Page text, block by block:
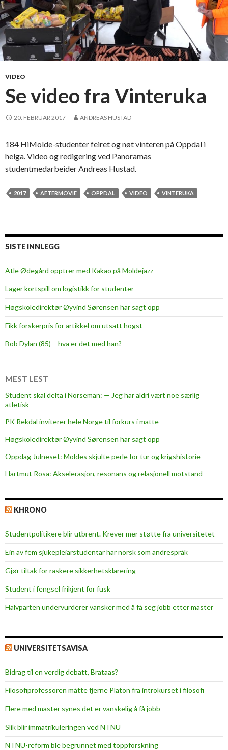
VIDEO
Se video fra Vinteruka
20. FEBRUAR 2017 ANDREAS HUSTAD
184 HiMolde-studenter feiret og nøt vinteren på Oppdal i
helga. Video og redigering ved Panoramas
studentmedarbeider Andreas Hustad.
2017 AFTERMOVIE OPPDAL VIDEO VINTERUKA
SISTE INNLEGG
Atle Ødegård opptrer med Kakao på Moldejazz
Lager kortspill om logistikk for studenter
Høgskoledirektør Øyvind Sørensen har sagt opp
Fikk forskerpris for artikkel om utsatt hogst
Bob Dylan (85) – hva er det med han?
MEST LEST
Student skal delta i Norseman: — Jeg har aldri vært noe særlig
atletisk
PK Rekdal inviterer hele Norge til forkurs i matte
Høgskoledirektør Øyvind Sørensen har sagt opp
Oppdag Julneset: Moldes skjulte perle for tur og krigshistorie
Hartmut Rosa: Akselerasjon, resonans og relasjonell motstand
KHRONO
Studentpolitikere blir utbrent. Krever mer støtte fra universitetet
Ein av fem sjukepleiar­studentar har norsk som andrespråk
Gjør tiltak for raskere sikkerhets­klarering
Student i fengsel frikjent for fusk
Halvparten undervurderer vansker med å få seg jobb etter master
UNIVERSITETSAVISA
Bidrag til en verdig debatt, Brataas?
Filosofiprofessoren måtte fjerne Platon fra introkurset i filosofi
Flere med master synes det er vanskelig å få jobb
Slik blir immatrikuleringen ved NTNU
NTNU-reform ble begrunnet med toppforskning